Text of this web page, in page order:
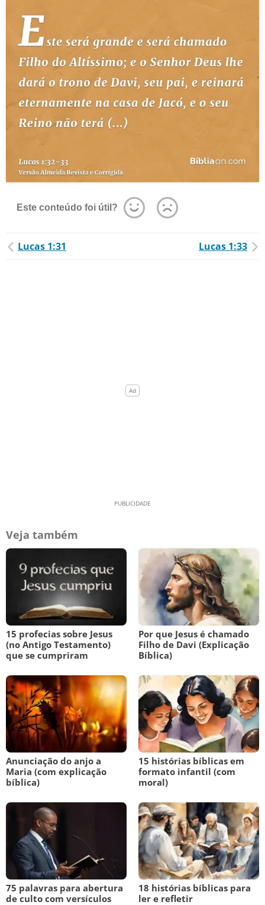
Este conteúdo foi útil?
Lucas 1:31 Lucas 1:33
Veja também
15 profecias sobre Jesus
(no Antigo Testamento)
que se cumpriram
Por que Jesus é chamado
Filho de Davi (Explicação
Bíblica)
Anunciação do anjo a
Maria (com explicação
bíblica)
15 histórias bíblicas em
formato infantil (com
moral)
75 palavras para abertura
de culto com versículos
18 histórias bíblicas para
ler e refletir